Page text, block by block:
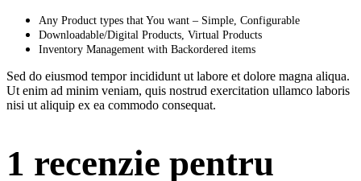
Any Product types that You want – Simple, Configurable
Downloadable/Digital Products, Virtual Products
Inventory Management with Backordered items
Sed do eiusmod tempor incididunt ut labore et dolore magna aliqua.
Ut enim ad minim veniam, quis nostrud exercitation ullamco laboris
nisi ut aliquip ex ea commodo consequat.
1 recenzie pentru